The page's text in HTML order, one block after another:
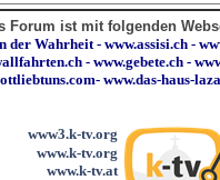
Forum ist mit folgenden
der Wahrheit - www.assisi.ch -
- www.gebete.ch -
- www.das-haus-
www3.k-tv.org
www.k-tv.org
www.k-tv.at